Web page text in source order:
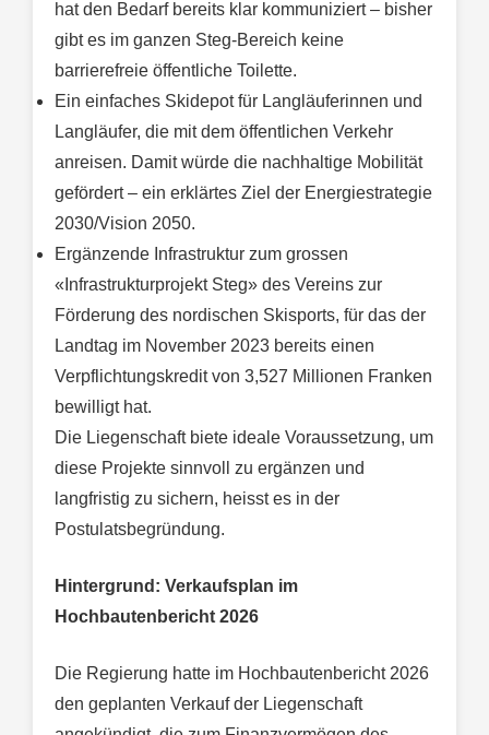
hat den Bedarf bereits klar kommuniziert – bisher
gibt es im ganzen Steg-Bereich keine
barrierefreie öffentliche Toilette.
Ein einfaches Skidepot für Langläuferinnen und
Langläufer, die mit dem öffentlichen Verkehr
anreisen. Damit würde die nachhaltige Mobilität
gefördert – ein erklärtes Ziel der Energiestrategie
2030/Vision 2050.
Ergänzende Infrastruktur zum grossen
«Infrastrukturprojekt Steg» des Vereins zur
Förderung des nordischen Skisports, für das der
Landtag im November 2023 bereits einen
Verpflichtungskredit von 3,527 Millionen Franken
bewilligt hat.
Die Liegenschaft biete ideale Voraussetzung, um
diese Projekte sinnvoll zu ergänzen und
langfristig zu sichern, heisst es in der
Postulatsbegründung.
Hintergrund: Verkaufsplan im
Hochbautenbericht 2026
Die Regierung hatte im Hochbautenbericht 2026
den geplanten Verkauf der Liegenschaft